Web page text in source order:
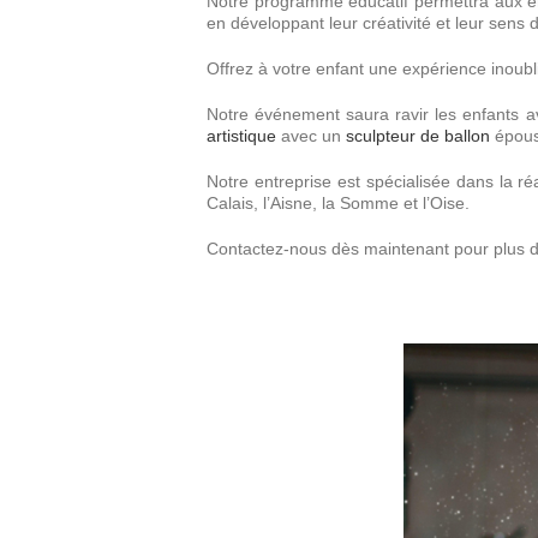
en développant leur créativité et leur sens
Offrez à votre enfant une expérience
Notre événement saura ravir les enfants
artistiqueavec un sculpteur de ballon
Notre entreprise est spécialisée dans la
Calais, l’Aisne, la Somme et l’Oise.
Contactez-nous dès maintenant pour plus